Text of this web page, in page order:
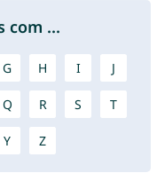
com ...
G H I J
Q R S T
Y Z